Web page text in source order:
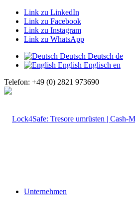
Link zu LinkedIn
Link zu Facebook
Link zu Instagram
Link zu WhatsApp
Deutsch Deutsch de
English Englisch en
Telefon: +49 (0) 2821 973690
Unternehmen